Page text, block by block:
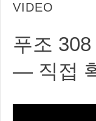
VIDEO
푸조
— 직접